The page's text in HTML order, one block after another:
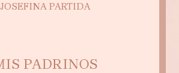
JOSEFINA PARTIDA
PADRINOS